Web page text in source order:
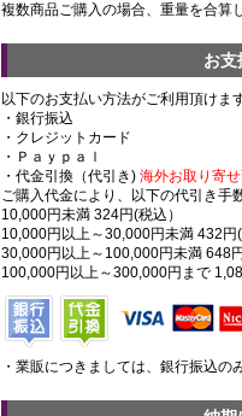
複数商品ご購入の場合、重量を合算
お支
以下のお支払い方法がご利用頂けます
・銀行振込
・クレジットカード
・Ｐａｙｐａｌ
・代金引換（代引き) 海外お取り寄
ご購入代金により、以下の代引き手
10,000円未満 324円(税込）
10,000円以上～30,000円未満 432円(
30,000円以上～100,000円未満 648円
100,000円以上～300,000円まで
・業販につきましては、銀行振込の